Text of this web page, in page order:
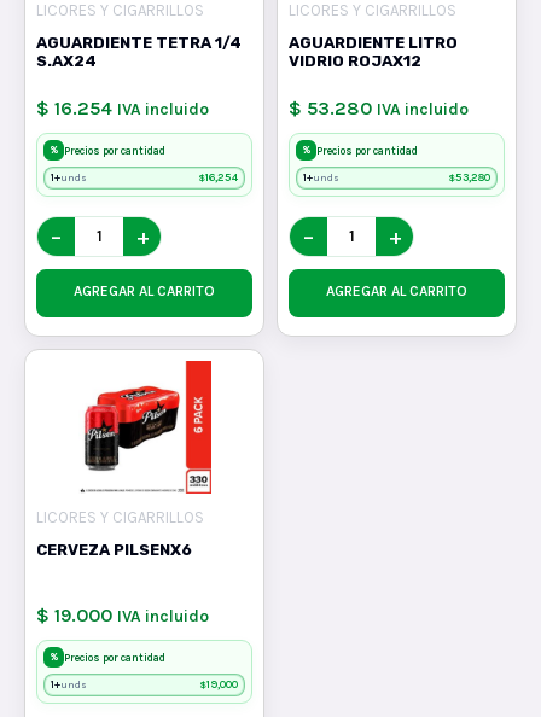
LICORES Y CIGARRILLOS
AGUARDIENTE TETRA 1/4
S.AX24
$ 16.254 IVA incluido
% Precios por cantidad
1+unds $16,254
− +
AGREGAR AL CARRITO
LICORES Y CIGARRILLOS
AGUARDIENTE LITRO
VIDRIO ROJAX12
$ 53.280 IVA incluido
% Precios por cantidad
1+unds $53,280
− +
AGREGAR AL CARRITO
LICORES Y CIGARRILLOS
CERVEZA PILSENX6
$ 19.000 IVA incluido
% Precios por cantidad
1+unds $19,000